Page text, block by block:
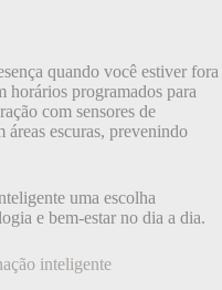
quando você estiver fora
horários programados para
com sensores de
escuras, prevenindo
uma escolha
e bem-estar no dia a dia.
inteligente